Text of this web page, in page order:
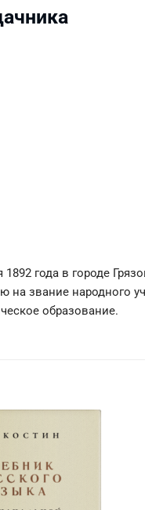
года в городе
звание народного
образование.